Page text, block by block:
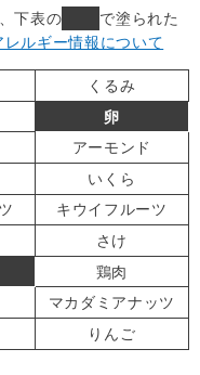
下表の
で塗られた
レルギー情報について
くるみ
卵
アーモンド
いくら
キウイフルーツ
さけ
鶏肉
マカダミアナッツ
りんご